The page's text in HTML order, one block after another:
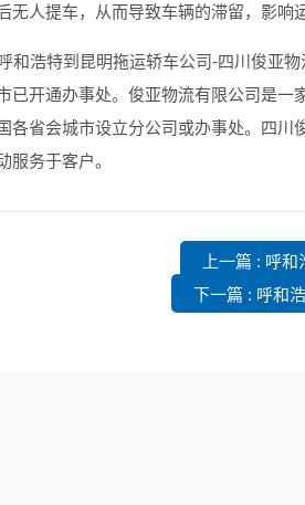
无人提车，从而导致车辆的滞留，影响
和浩特到昆明拖运轿车公司-四川俊亚
已开通办事处。俊亚物流有限公司是一
各省会城市设立分公司或办事处。四川
服务于客户。
上一篇 : 呼
下一篇 : 呼和